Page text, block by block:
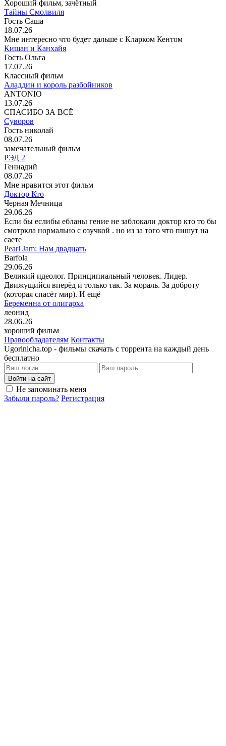
Хороший фильм, зачётный
Тайны Смолвиля
Гость Саша
18.07.26
Мне интересно что будет дальше с Кларком Кентом
Кишан и Канхайя
Гость Ольга
17.07.26
Классный фильм
Аладдин и король разбойников
ANTONIO
13.07.26
СПАСИБО ЗА ВСЁ
Суворов
Гость николай
08.07.26
замечательный фильм
РЭД 2
Геннадий
08.07.26
Мне нравится этот фильм
Доктор Кто
Черная Мечница
29.06.26
Если бы еслибы ебланы гение не заблокали доктор кто то бы
смотркла нормально с озучкой . но из за того что пишут на
саете
Pearl Jam: Нам двадцать
Barfola
29.06.26
Великий идеолог. Принципиальный человек. Лидер.
Движущийся вперёд и только так. За мораль. За доброту
(которая спасёт мир). И ещё
Беременна от олигарха
леонид
28.06.26
хороший фильм
Правообладателям Контакты
Ugorinicha.top - фильмы скачать с торрента на каждый день
бесплатно
Войти на сайт
Не запоминать меня
Забыли пароль? Регистрация